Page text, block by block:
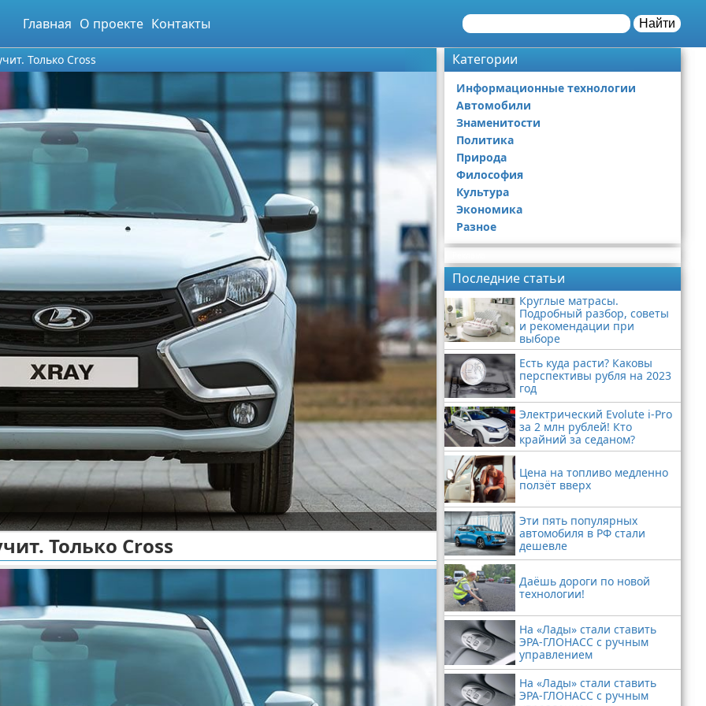
Главная О проекте Контакты Найти
Только Cross
Только Cross
Категории
Информационные технологии
Автомобили
Знаменитости
Политика
Природа
Философия
Культура
Экономика
Разное
Последние статьи
Круглые матрасы.
Подробный разбор, советы
и рекомендации при
выборе
Есть куда расти? Каковы
перспективы рубля на 2023
год
Электрический Evolute i-Pro
за 2 млн рублей! Кто
крайний за седаном?
Цена на топливо медленно
ползёт вверх
Эти пять популярных
автомобиля в РФ стали
дешевле
Даёшь дороги по новой
технологии!
На «Лады» стали ставить
ЭРА-ГЛОНАСС с ручным
управлением
На «Лады» стали ставить
ЭРА-ГЛОНАСС с ручным